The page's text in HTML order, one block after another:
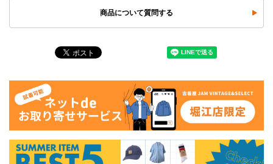
商品について質問する